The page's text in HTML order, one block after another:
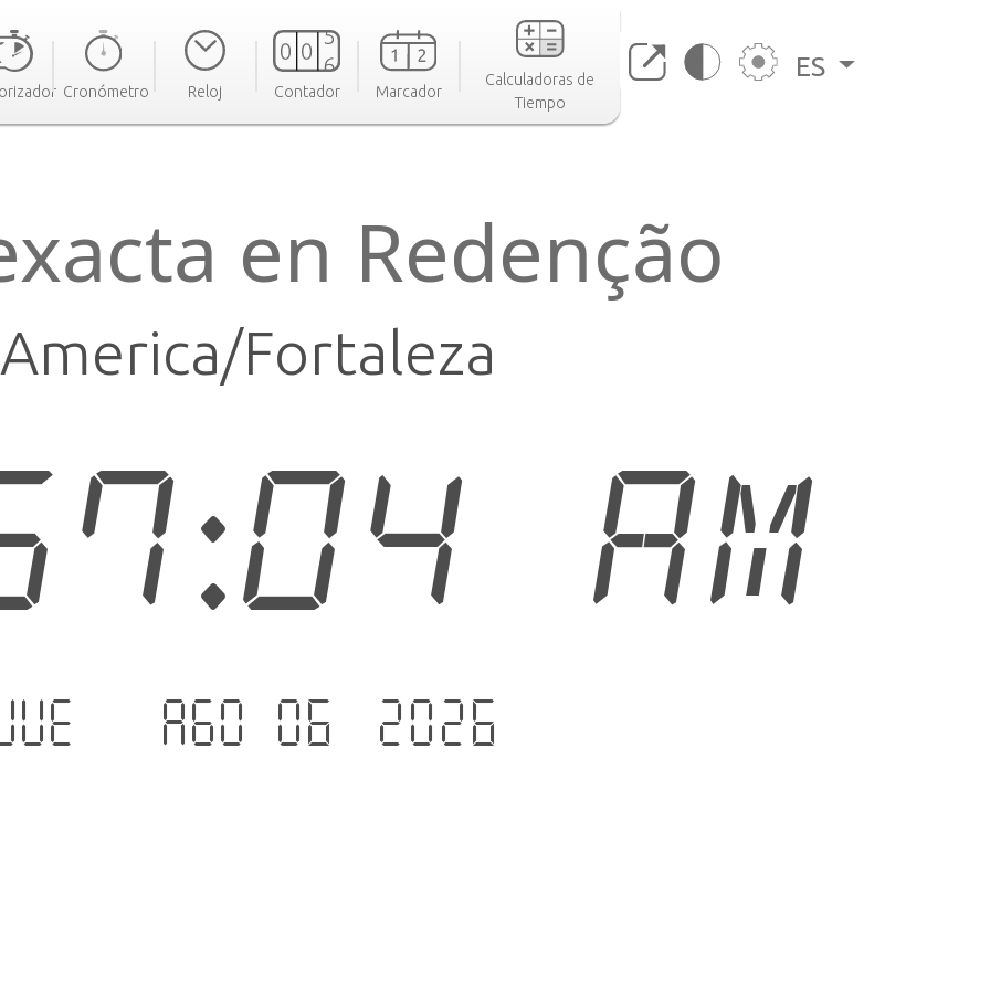
Cronómetro Reloj Contador Marcador
Calculadoras de
Tiempo
ES
en Redenção
America/Fortaleza
AM
- ago 06 .2026